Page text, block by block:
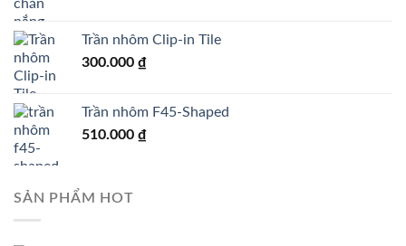
Trần nhôm Clip-in Tile
300.000 ₫
Trần nhôm F45-Shaped
510.000 ₫
SẢN PHẨM HOT